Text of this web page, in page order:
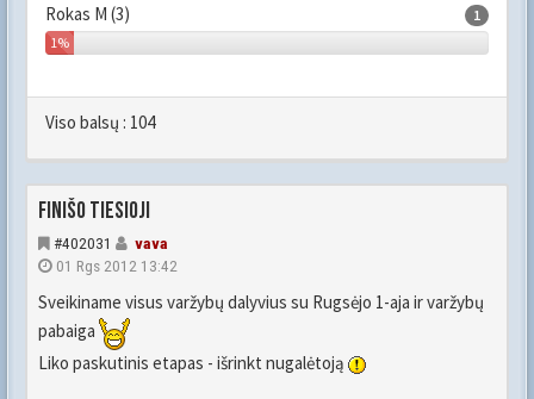
Rokas M (3)
1
1%
Viso balsų : 104
FINIŠO TIESIOJI
#402031
vava
01 Rgs 2012 13:42
Sveikiname visus varžybų dalyvius su Rugsėjo 1-aja ir varžybų
pabaiga
Liko paskutinis etapas - išrinkt nugalėtoją